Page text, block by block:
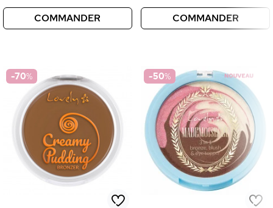
COMMANDER COMMANDER
-70% -50%